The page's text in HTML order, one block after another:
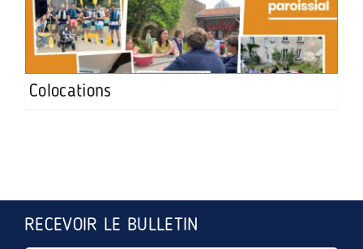
Colocations
RECEVOIR LE BULLETIN